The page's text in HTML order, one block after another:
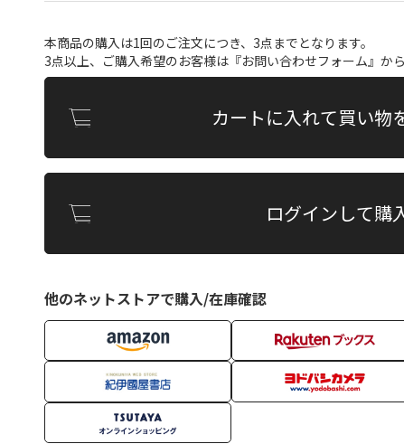
本商品の購入は1回のご注文につき、3点までとなります。
3点以上、ご購入希望のお客様は『お問い合わせフォーム』か
カートに入れて買い物
ログインして購
他のネットストアで購入/在庫確認